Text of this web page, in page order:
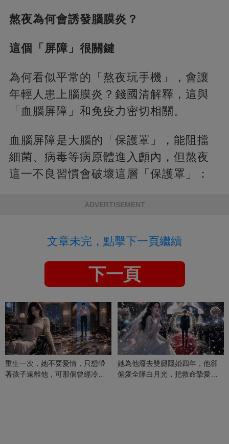
熬夜為何會誘發腦膜炎？
這個「屏障」很關鍵
為何看似平常的「熬夜玩手機」，會讓
年輕人患上腦膜炎？錢國清解釋，這與
「血腦屏障」和免疫力密切相關。
血腦屏障是大腦的「保護罩」，能阻擋
細菌、病毒等病原體進入顱內，但熬夜
這一不良習慣會破壞這層「保護罩」：
ADVERTISEMENT
文章未完，點擊下一頁繼續
下一頁
重生一次，她不要愛情，只想帶
著孩子遠離他，可那個曾經冷漠
她為他廢去雙腿隱婚四年，他卻
偏愛全隊白月光，把救命摯愛當